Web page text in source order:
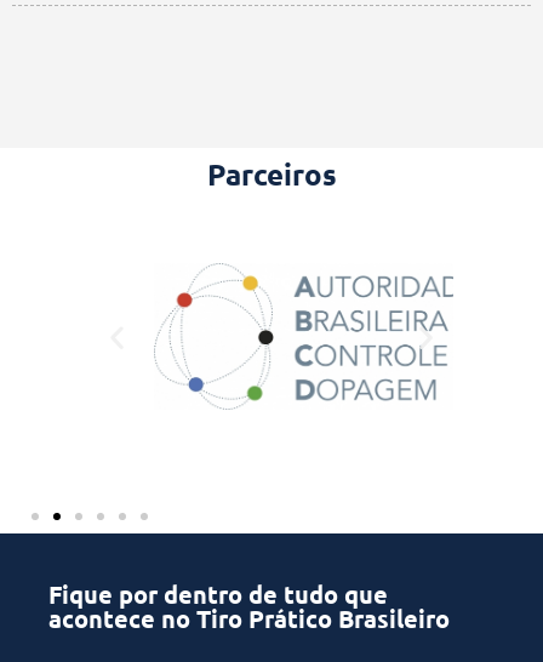
Parceiros
Fique por dentro de tudo que
acontece no Tiro Prático Brasileiro